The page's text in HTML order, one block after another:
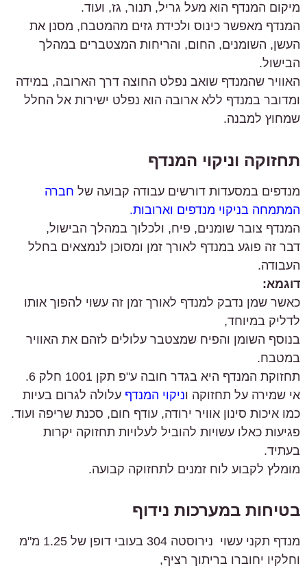
מיקום המנדף הוא מעל גריל, תנור, גז, ועוד.
המנדף מאפשר כינוס ולכידת גזים מהמטבח, מסנן את
העשן, השומנים, החום, והריחות המצטברים במהלך
הבישול.
האוויר שהמנדף שואב נפלט החוצה דרך הארובה, במידה
ומדובר במנדף ללא ארובה הוא נפלט ישירות אל החלל
שמחוץ למבנה.
תחזוקה וניקוי המנדף
מנדפים במסעדות דורשים עבודה קבועה של חברה
המתמחה בניקוי מנדפים וארובות.
המנדף צובר שומנים, פיח, ולכלוך במהלך הבישול,
דבר זה פוגע במנדף לאורך זמן ומסוכן לנמצאים בחלל
העבודה.
דוגמא:
כאשר שמן נדבק למנדף לאורך זמן זה עשוי להפוך אותו
לדליק במיוחד,
בנוסף השומן והפיח שמצטבר עלולים לזהם את האוויר
במטבח.
תחזוקת המנדף היא בגדר חובה ע"פ תקן 1001 חלק 6.
אי שמירה על תחזוקה וניקוי המנדף עלולה לגרום בעיות
כמו איכות סינון אוויר ירודה, עודף חום, סכנת שריפה ועוד.
פגיעות כאלו עשויות להוביל לעלויות תחזוקה יקרות
בעתיד.
מומלץ לקבוע לוח זמנים לתחזוקה קבועה.
בטיחות במערכות נידוף
מנדף תקני עשוי נירוסטה 304 בעובי דופן של 1.25 מ"מ
וחלקיו יחוברו בריתוך רציף,